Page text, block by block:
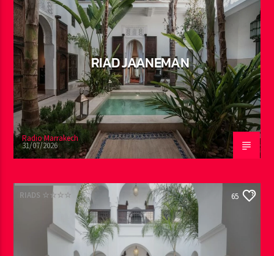
RIAD JAANEMAN
Radio Marrakech
31/07/2026
RIADS ☆☆☆☆ 65